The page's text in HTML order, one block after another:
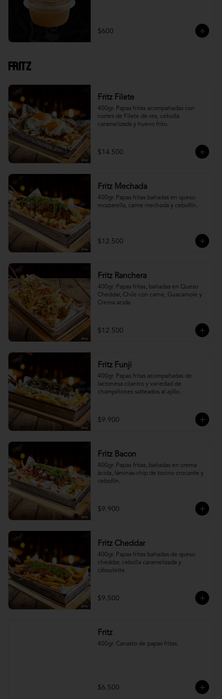
$600
Fritz
Fritz Filete
400gr. Papas fritas acompañadas con
cortes de Filete de res, cebolla
caramelizada y huevo frito.
$14.500
Fritz Mechada
400gr. Papas fritas bañadas en queso
mozzarella, carne mechada y cebollín.
$12.500
Fritz Ranchera
400gr. Papas fritas, bañadas en Queso
Cheddar, Chile con carne, Guacamole y
Crema acida
$12.500
Fritz Funji
400gr. Papas fritas acompañadas de
lactonesa cilantro y variedad de
champiñones salteados al ajillo.
$9.900
Fritz Bacon
400gr. Papas fritas, bañadas en crema
ácida, láminas-chip de tocino crocante y
cebollín.
$9.900
Fritz Cheddar
400gr. Papas fritas bañadas de queso
cheddar, cebolla caramelizada y
ciboulette.
$9.500
Fritz
400gr. Canasto de papas fritas.
$6.500